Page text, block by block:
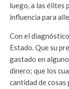
luego, a las élites
influencia para
Con el
Estado. Que su
gastado en
dinero; que los
cantidad de